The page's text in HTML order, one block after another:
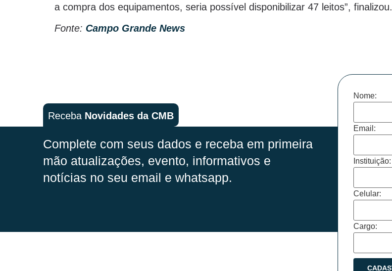
a compra dos equipamentos, seria possível disponibilizar 47 leitos”, finalizou.
Fonte: Campo Grande News
Receba Novidades da CMB
Complete com seus dados e receba em primeira
mão atualizações, evento, informativos e
notícias no seu email e whatsapp.
Nome:
Email:
Instituição:
Celular:
Cargo: